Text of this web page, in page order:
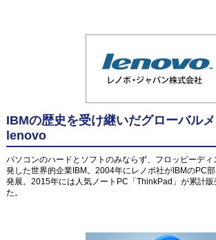
IBMの歴史を受け継いだグローバル
lenovo
パソコンのハードとソフトのみならず、フロッピーデ
発した世界的企業IBM。2004年にレノボ社がIBMのPC
発展。2015年には人気ノートPC「ThinkPad」が累計販
た。